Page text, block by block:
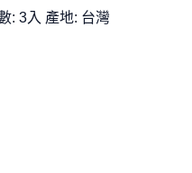
: 3入 產地: 台灣